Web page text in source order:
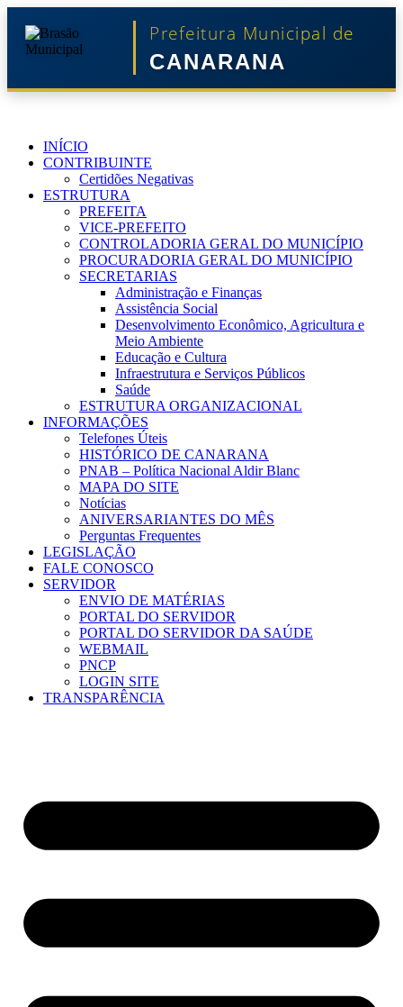
Prefeitura Municipal de
CANARANA
INÍCIO
CONTRIBUINTE
Certidões Negativas
ESTRUTURA
PREFEITA
VICE-PREFEITO
CONTROLADORIA GERAL DO MUNICÍPIO
PROCURADORIA GERAL DO MUNICÍPIO
SECRETARIAS
Administração e Finanças
Assistência Social
Desenvolvimento Econômico, Agricultura e
Meio Ambiente
Educação e Cultura
Infraestrutura e Serviços Públicos
Saúde
ESTRUTURA ORGANIZACIONAL
INFORMAÇÕES
Telefones Úteis
HISTÓRICO DE CANARANA
PNAB – Política Nacional Aldir Blanc
MAPA DO SITE
Notícias
ANIVERSARIANTES DO MÊS
Perguntas Frequentes
LEGISLAÇÃO
FALE CONOSCO
SERVIDOR
ENVIO DE MATÉRIAS
PORTAL DO SERVIDOR
PORTAL DO SERVIDOR DA SAÚDE
WEBMAIL
PNCP
LOGIN SITE
TRANSPARÊNCIA